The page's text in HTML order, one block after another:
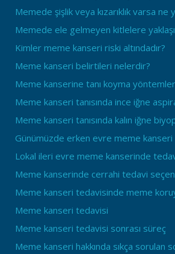
Memede şişlik veya kızarıklık varsa ne
Memede ele gelmeyen kitlelere
Kimler meme kanseri riski altındadır?
Meme kanseri belirtileri nelerdir?
Meme kanserine tanı koyma
Meme kanseri tanısında ince iğne
Meme kanseri tanısında kalın iğne
Günümüzde erken evre meme
Lokal ileri evre meme kanserinde
Meme kanserinde cerrahi tedavi
Meme kanseri tedavisinde meme
Meme kanseri tedavisi
Meme kanseri tedavisi sonrası süreç
Meme kanseri hakkında sıkça sorulan